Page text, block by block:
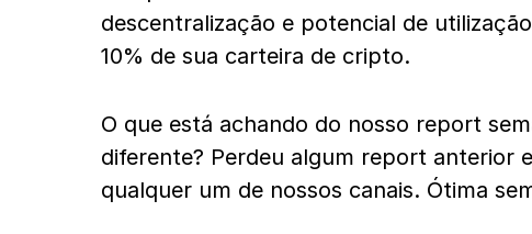
descentralização e potencial de
10% de sua carteira de cripto.
O que está achando do nosso report
diferente? Perdeu algum report anterior
qualquer um de nossos canais. Ótima